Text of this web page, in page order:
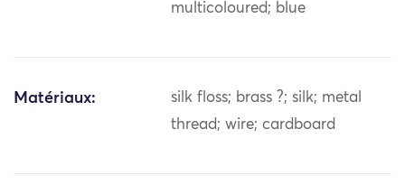
multicoloured; blue
Matériaux:
silk floss; brass ?; silk; metal
thread; wire; cardboard